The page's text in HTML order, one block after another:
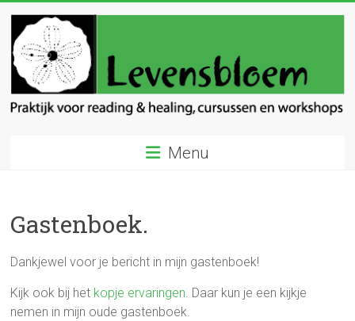
inhoud
Levensbloem
en
Menu
Gastenboek.
Dankjewel voor je bericht in mijn gastenboek!
Kijk ook bij het kopje ervaringen. Daar kun je een kijkje
nemen in mijn oude gastenboek.